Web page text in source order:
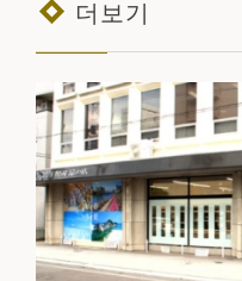
더보기